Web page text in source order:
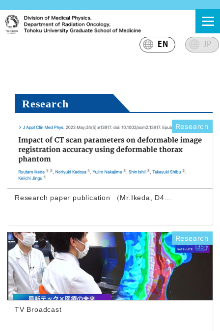
to
content
東北大学大学院医学系研究科 放射線腫瘍学分野 医学物理
グループ
東北大学大学院医学系研究科放射線腫瘍学分野医学物理グ
ループのサイト
EN JP
Research
Research paper publication （Mr.Ikeda, D4…
Research
TV Broadcast
Research